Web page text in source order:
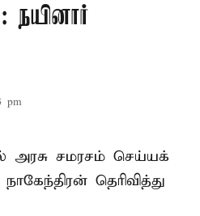
நயினார்
pm
அரசு சமரசம் செய்யக்
தெரிவித்து